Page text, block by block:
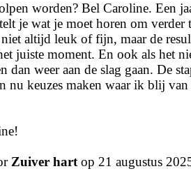
worden? Bel Caroline. Een
je wat je moet horen om
altijd leuk of fijn, maar de
juiste moment. En ook als het
dan weer aan de slag gaan. De
nu keuzes maken waar ik blij
Zuiver hartop 21 augustus